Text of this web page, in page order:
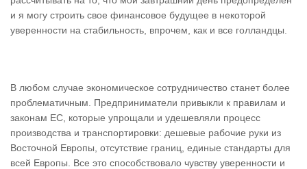
и я могу строить свое финансовое будущее в некоторой
уверенности на стабильность, впрочем, как и все голландцы.
В любом случае экономическое сотрудничество станет более
проблематичным. Предприниматели привыкли к правилам и
законам ЕС, которые упрощали и удешевляли процесс
производства и транспортировки: дешевые рабочие руки из
Восточной Европы, отсутствие границ, единые стандарты для
всей Европы. Все это способствовало чувству уверенности и